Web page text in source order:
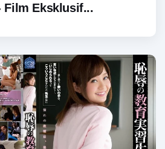
Film Eksklusif...